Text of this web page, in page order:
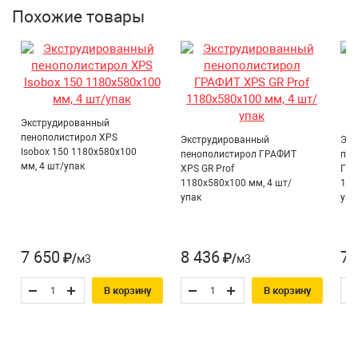
требует специальных навыков
Похожие товары
Экструдированный
пенополистирол XPS
Isobox 150 1180х580х100
мм, 4 шт/упак
7 650 ₽/м3
В корзину
Экструдированный
пенополистирол ГРАФИТ
XPS GR Prof
1180х580х100 мм, 4 шт/
упак
8 436 ₽/м3
В корзину
7